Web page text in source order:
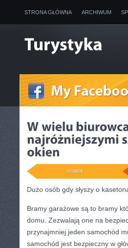
STRONA GŁÓWNA ARCHIWUM
ADMIN
Dużo osób gdy słyszy o
Bramy garażowe są to bramy
domu. Zezwalają one na
przynajmniej jeden samochód
samochód jest bezpieczny w